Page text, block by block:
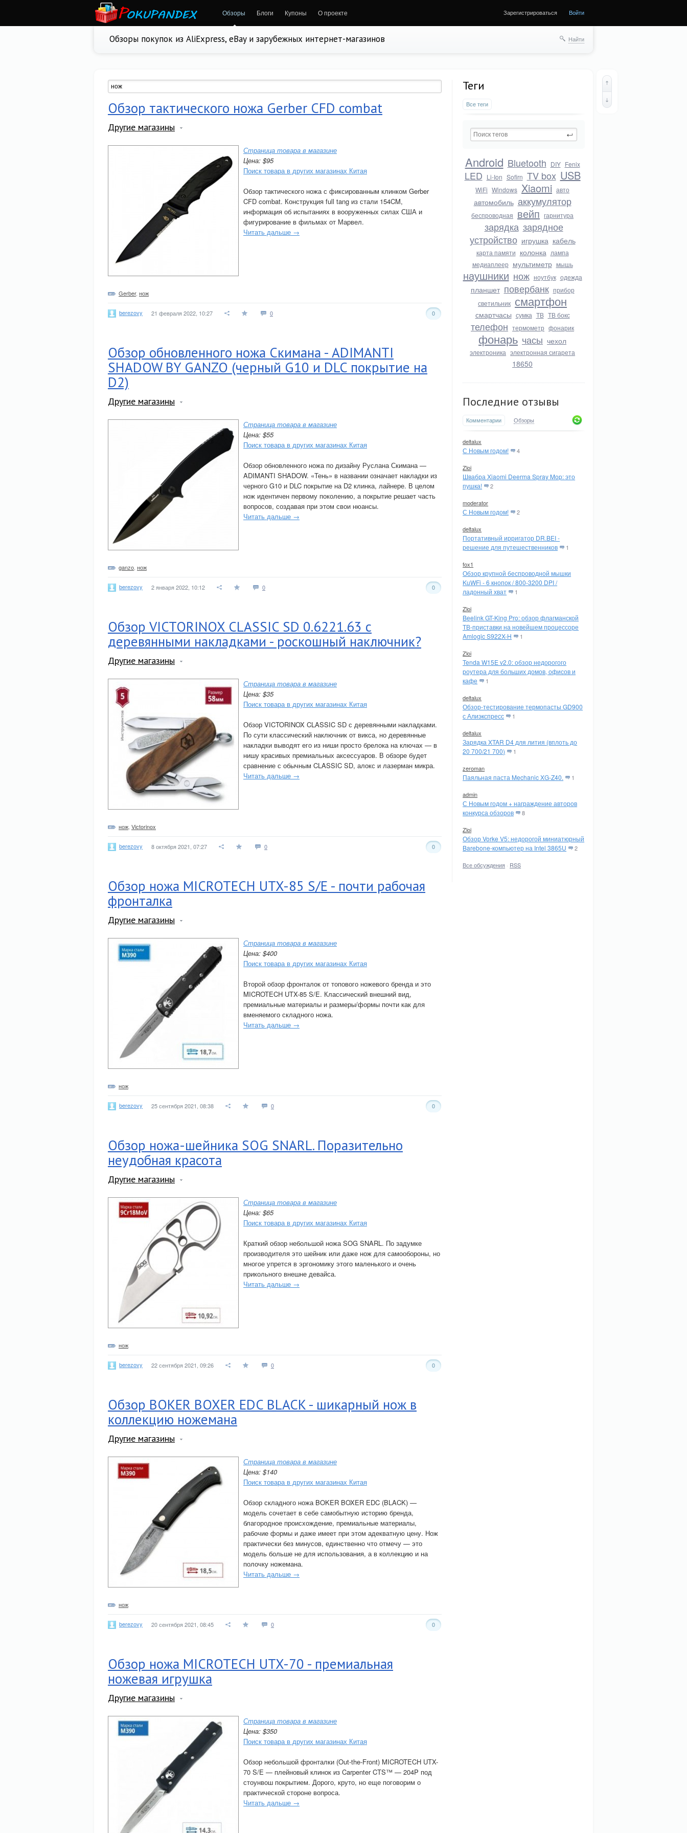
Обзоры Блоги Купоны О проекте Зарегистрироваться Войти
Обзоры покупок из AliExpress, eBay и зарубежных интернет-магазинов Найти
Обзор тактического ножа Gerber CFD combat
Другие магазины
Страница товара в магазине
Цена: $95
Поиск товара в других магазинах Китая
Обзор тактического ножа с фиксированным клинком Gerber
CFD combat. Конструкция full tang из стали 154CM,
информация об испытаниях в вооруженных силах США и
фигурирование в фильмах от Марвел.
Читать дальше →
Gerber, нож
berezovy 21 февраля 2022, 10:27 0 0
Обзор обновленного ножа Скимана - ADIMANTI
SHADOW BY GANZO (черный G10 и DLC покрытие на
D2)
Другие магазины
Страница товара в магазине
Цена: $55
Поиск товара в других магазинах Китая
Обзор обновленного ножа по дизайну Руслана Скимана —
ADIMANTI SHADOW. «Тень» в названии означает накладки из
черного G10 и DLC покрытие на D2 клинка, лайнере. В целом
нож идентичен первому поколению, а покрытие решает часть
вопросов, создавая при этом свои нюансы.
Читать дальше →
ganzo нож
berezovy 2 января 2022, 10:12 0 0
Обзор VICTORINOX CLASSIC SD 0.6221.63 с
деревянными накладками - роскошный наключник?
Другие магазины
Страница товара в магазине
Цена: $35
Поиск товара в других магазинах Китая
Обзор VICTORINOX CLASSIC SD с деревянными накладками.
По сути классический наключник от викса, но деревянные
накладки выводят его из ниши просто брелока на ключах — в
нишу красивых премиальных аксессуаров. В обзоре будет
сравнение с обычным CLASSIC SD, алокс и лазерман микра.
Читать дальше →
нож Victorinox
berezovy 8 октября 2021, 07:27 0 0
Обзор ножа MICROTECH UTX-85 S/E - почти рабочая
фронталка
Другие магазины
Страница товара в магазине
Цена: $400
Поиск товара в других магазинах Китая
Второй обзор фронталок от топового ножевого бренда и это
MICROTECH UTX-85 S/E. Классический внешний вид,
премиальные материалы и размеры/формы почти как для
вменяемого складного ножа.
Читать дальше →
нож
berezovy 25 сентября 2021, 08:38 0 0
Обзор ножа-шейника SOG SNARL. Поразительно
неудобная красота
Другие магазины
Страница товара в магазине
Цена: $65
Поиск товара в других магазинах Китая
Краткий обзор небольшой ножа SOG SNARL. По задумке
производителя это шейник или даже нож для самообороны, но
многое упрется в эргономику этого маленького и очень
прикольного внешне девайса.
Читать дальше →
нож
berezovy 22 сентября 2021, 09:26 0 0
Обзор BOKER BOXER EDC BLACK - шикарный нож в
коллекцию ножемана
Другие магазины
Страница товара в магазине
Цена: $140
Поиск товара в других магазинах Китая
Обзор складного ножа BOKER BOXER EDC (BLACK) —
модель сочетает в себе самобытную историю бренда,
благородное происхождение, премиальные материалы,
рабочие формы и даже имеет при этом адекватную цену. Нож
практически без минусов, единственно что отмечу — это
модель больше не для использования, а в коллекцию и на
полочку ножемана.
Читать дальше →
нож
berezovy 20 сентября 2021, 08:45 0 0
Обзор ножа MICROTECH UTX-70 - премиальная
ножевая игрушка
Другие магазины
Страница товара в магазине
Цена: $350
Поиск товара в других магазинах Китая
Обзор небольшой фронталки (Out-the-Front) MICROTECH UTX-
70 S/E — плейновый клинок из Carpenter CTS™ — 204P под
стоунвош покрытием. Дорого, круто, но еще поговорим о
практической стороне вопроса.
Читать дальше →
Теги
Все теги
Android Bluetooth DIY Fenix
LED Li-Ion Sofirn TV box USB
WiFi Windows Xiaomi авто
автомобиль аккумулятор
беспроводная вейп гарнитура
зарядка зарядное
устройство игрушка кабель
карта памяти колонка лампа
медиаплеер мультиметр мышь
наушники нож ноутбук одежда
планшет повербанк прибор
светильник смартфон
смартчасы сумка ТВ ТВ бокс
телефон термометр фонарик
фонарь часы чехол
электроника электронная сигарета
18650
Последние отзывы
Комментарии Обзоры
deltalux
С Новым годом! 4
Zloi
Швабра Xiaomi Deerma Spray Mop: это
пушка!
2
moderator
С Новым годом! 2
deltalux
Портативный ирригатор DR.BEI -
решение для путешественников
1
fox1
Обзор крупной беспроводной мышки
KuWFi - 6 кнопок / 800-3200 DPI /
ладонный хват
1
Zloi
Beelink GT-King Pro: обзор флагманской
ТВ-приставки на новейшем процессоре
Amlogic S922X-H
1
Zloi
Tenda W15E v2.0: обзор недорогого
роутера для больших домов, офисов и
кафе
1
deltalux
Обзор-тестирование термопасты GD900
с Алиэкспресс
1
deltalux
Зарядка XTAR D4 для лития (вплоть до
20 700/21 700)
1
zeroman
Паяльная паста Mechanic XG-Z40. 1
admin
С Новым годом + награждение авторов
конкурса обзоров
8
Zloi
Обзор Vorke V5: недорогой миниатюрный
Barebone-компьютер на Intel 3865U
2
Все обсуждения · RSS